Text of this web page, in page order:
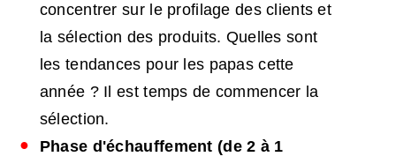
concentrer sur le profilage des clients et
la sélection des produits. Quelles sont
les tendances pour les papas cette
année ? Il est temps de commencer la
sélection.
Phase d'échauffement (de 2 à 1